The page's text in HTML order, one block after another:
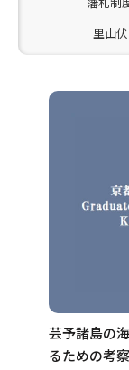
里山伏
芸予諸島の
るための考察